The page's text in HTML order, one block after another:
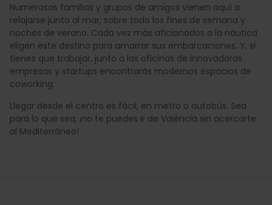
Numerosas familias y grupos de amigos vienen aquí a
relajarse junto al mar, sobre todo los fines de semana y
noches de verano. Cada vez más aficionados a la náutica
eligen este destino para amarrar sus embarcaciones. Y, si
tienes que trabajar, junto a las oficinas de innovadoras
empresas y startups encontrarás modernos espacios de
coworking.
Llegar desde el centro es fácil, en metro o autobús. Sea
para lo que sea, ¡no te puedes ir de València sin acercarte
al Mediterráneo!